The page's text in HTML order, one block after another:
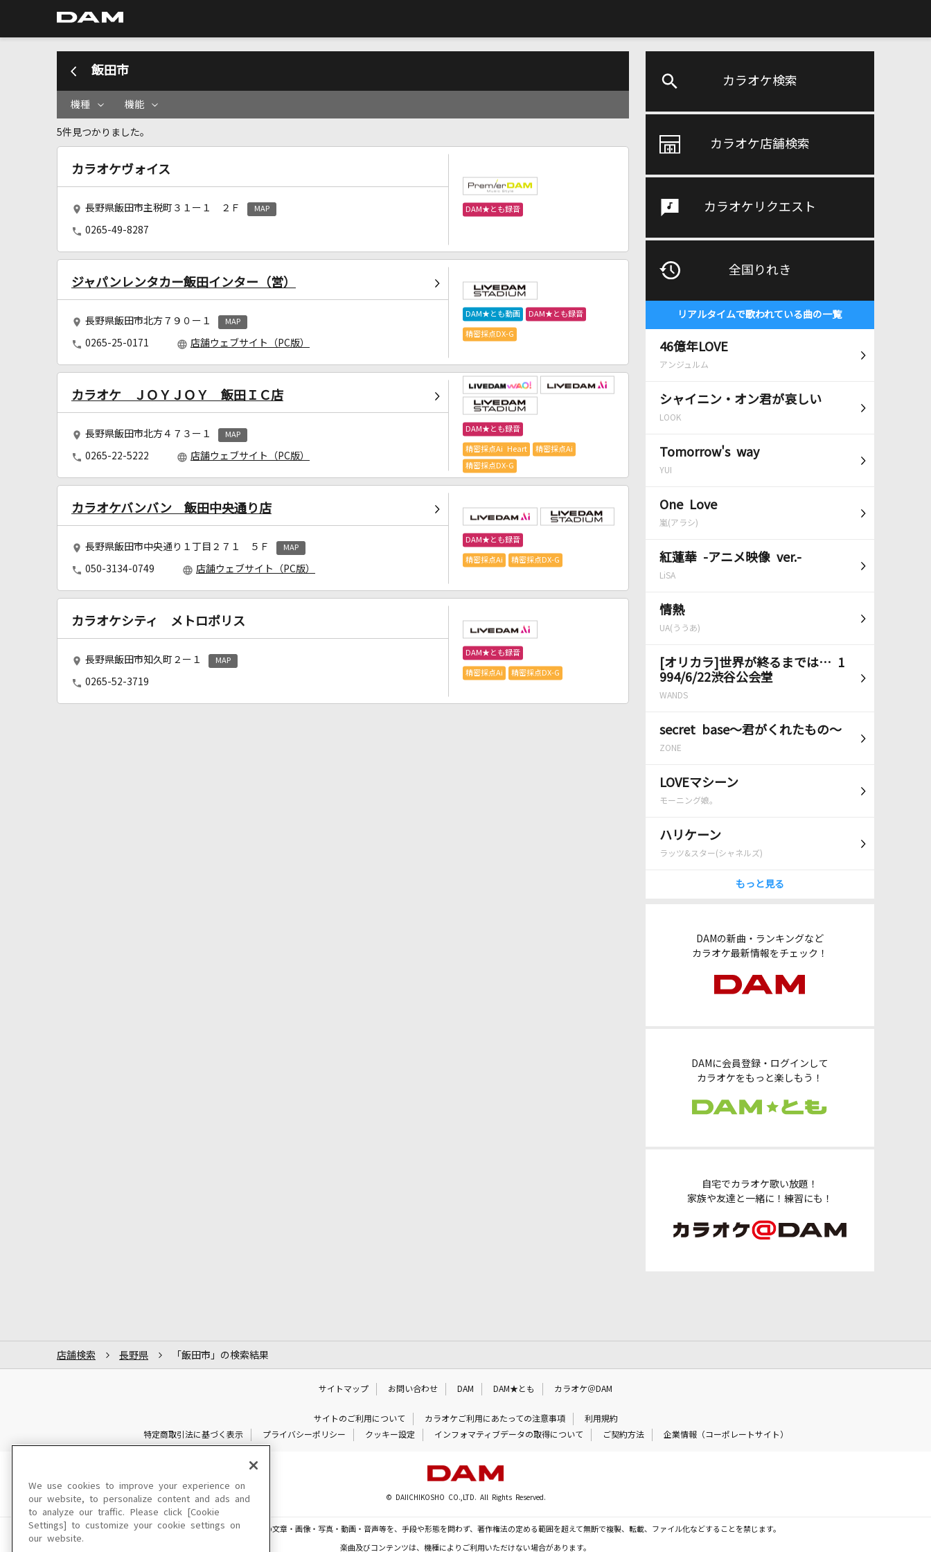
カラオケ検索
カラオケ店舗検索
カラオケリクエスト
全国りれき
リアルタイムで歌われている曲の一覧
46億年LOVE
アンジュルム
シャイニン・オン君が哀しい
LOOK
Tomorrow's way
YUI
One Love
嵐(アラシ)
紅蓮華 -アニメ映像 ver.-
LiSA
情熱
UA(ううあ)
[オリカラ]世界が終るまでは… 1
994/6/22渋谷公会堂
WANDS
secret base～君がくれたもの～
ZONE
LOVEマシーン
モーニング娘。
ハリケーン
ラッツ&スター(シャネルズ)
もっと見る
DAMの新曲・ランキングなど
カラオケ最新情報をチェック！
DAMに会員登録・ログインして
カラオケをもっと楽しもう！
自宅でカラオケ歌い放題！
家族や友達と一緒に！練習にも！
飯田市
機種 機能
5件見つかりました。
カラオケヴォイス
長野県飯田市主税町３１ー１ ２Ｆ MAP
0265-49-8287
DAM★とも録音
ジャパンレンタカー飯田インター（営）
長野県飯田市北方７９０ー１ MAP
0265-25-0171 店舗ウェブサイト（PC版）
DAM★とも動画 DAM★とも録音
精密採点DX-G
カラオケ ＪＯＹＪＯＹ 飯田ＩＣ店
長野県飯田市北方４７３ー１ MAP
0265-22-5222 店舗ウェブサイト（PC版）
DAM★とも録音
精密採点Ai Heart 精密採点Ai
精密採点DX-G
カラオケバンバン 飯田中央通り店
長野県飯田市中央通り１丁目２７１ ５Ｆ MAP
050-3134-0749 店舗ウェブサイト（PC版）
DAM★とも録音
精密採点Ai 精密採点DX-G
カラオケシティ メトロポリス
長野県飯田市知久町２ー１ MAP
0265-52-3719
DAM★とも録音
精密採点Ai 精密採点DX-G
店舗検索 長野県 「飯田市」の検索結果
サイトマップ お問い合わせ DAM DAM★とも カラオケ＠DAM
サイトのご利用について カラオケご利用にあたっての注意事項
利用規約
特定商取引法に基づく表示
プライバシーポリシー クッキー設定 インフォマティブデータの取得について ご契約方法 企業情報（コーポレートサイト）
© DAIICHIKOSHO CO.,LTD. All Rights Reserved.
このサイトに掲載されている一切の文章・画像・写真・動画・音声等を、手段や形態を問わず、著作権法の定める範囲を超えて無断で複製、転載、ファイル化などすることを禁じます。
楽曲及びコンテンツは、機種によりご利用いただけない場合があります。
We use cookies to improve your experience on
our website, to personalize content and ads and
to analyze our traffic. Please click [Cookie
Settings] to customize your cookie settings on
our website.